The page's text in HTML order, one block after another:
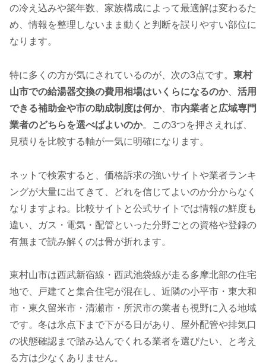
の冷え込みや築年数、家族構成によって最適解は変わるた
め、情報を整理しないまま動くと判断を誤りやすい部位に
なります。
特に多くの方が気にされているのが、次の3点です。 東村
山市での給湯器交換の費用相場はいくらになるのか、 活用
できる補助金や市の助成制度は何か、 市内業者と広域専門
業者のどちらを選べばよいのか。この3つを押さえれば、
見積りを比較する軸が一気に明確になります。
ネットで検索すると、価格訴求の強いサイトや業者ランキ
ングが大量に出てきて、どれを信じてよいのか分からなく
なりますよね。比較サイトと公式サイトでは情報の鮮度も
違い、ガス・電気・配管といった分野ごとの資格や登録の
有無まで読み解くのは骨が折れます。
東村山市は西武新宿線・西武池袋線が走る多摩北部の住宅
地で、戸建てと集合住宅が混在し、近隣の小平市・東大和
市・東久留米市・清瀬市・所沢市の業者も視野に入る地域
です。冬は氷点下まで下がる日があり、屋外配管や排気口
の状態確認まで踏み込んでくれる業者を選びたい、と考え
る方は少なくありません。